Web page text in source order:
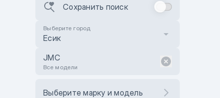
Сохранить поиск
Выберите город
Есик
JMC
Все модели
Выберите марку и модель